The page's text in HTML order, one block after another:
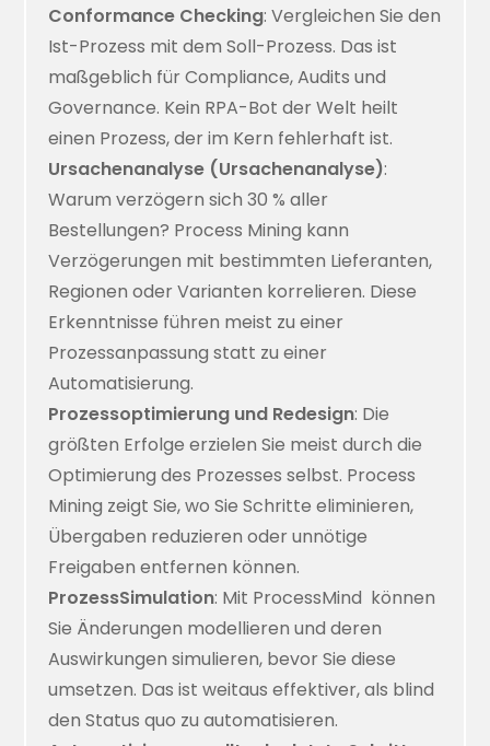
Conformance Checking: Vergleichen Sie den
Ist-Prozess mit dem Soll-Prozess. Das ist
maßgeblich für Compliance, Audits und
Governance. Kein RPA-Bot der Welt heilt
einen Prozess, der im Kern fehlerhaft ist.
Ursachenanalyse (Ursachenanalyse):
Warum verzögern sich 30 % aller
Bestellungen? Process Mining kann
Verzögerungen mit bestimmten Lieferanten,
Regionen oder Varianten korrelieren. Diese
Erkenntnisse führen meist zu einer
Prozessanpassung statt zu einer
Automatisierung.
Prozessoptimierung und Redesign: Die
größten Erfolge erzielen Sie meist durch die
Optimierung des Prozesses selbst. Process
Mining zeigt Sie, wo Sie Schritte eliminieren,
Übergaben reduzieren oder unnötige
Freigaben entfernen können.
ProzessSimulation: Mit ProcessMind können
Sie Änderungen modellieren und deren
Auswirkungen simulieren, bevor Sie diese
umsetzen. Das ist weitaus effektiver, als blind
den Status quo zu automatisieren.